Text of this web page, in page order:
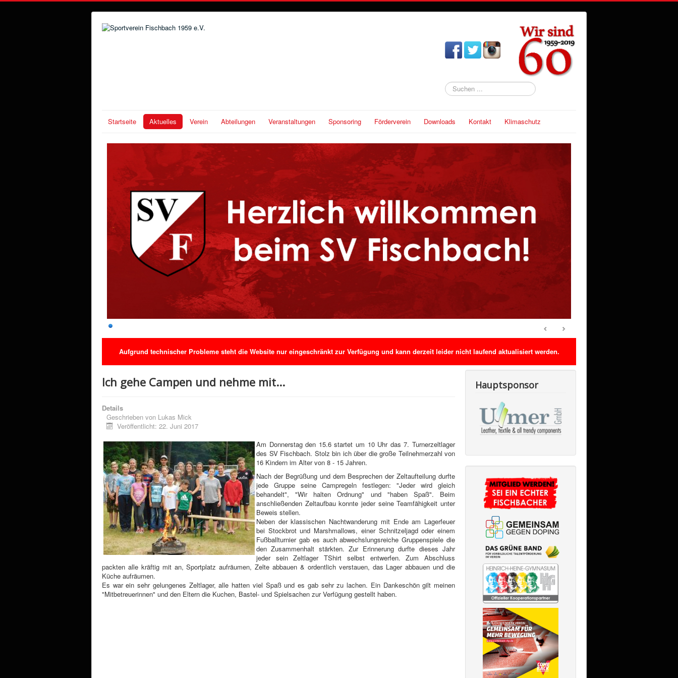
Suchen
...
Startseite Aktuelles Verein Abteilungen Veranstaltungen Sponsoring Förderverein Downloads Kontakt Klimaschutz
Aufgrund technischer Probleme steht die Website nur eingeschränkt zur Verfügung und kann derzeit leider nicht laufend aktualisiert werden.
Ich gehe Campen und nehme mit...
Details
Geschrieben von Lukas Mick
Veröffentlicht: 22. Juni 2017
Am Donnerstag den 15.6 startet um 10 Uhr das 7. Turnerzeltlager
des SV Fischbach. Stolz bin ich über die große Teilnehmerzahl von
16 Kindern im Alter von 8 - 15 Jahren.
Nach der Begrüßung und dem Besprechen der Zeltaufteilung durfte
jede Gruppe seine Campregeln festlegen: "Jeder wird gleich
behandelt", "Wir halten Ordnung" und "haben Spaß". Beim
anschließenden Zeltaufbau konnte jeder seine Teamfähigkeit unter
Beweis stellen.
Neben der klassischen Nachtwanderung mit Ende am Lagerfeuer
bei Stockbrot und Marshmallows, einer Schnitzeljagd oder einem
Fußballturnier gab es auch abwechslungsreiche Gruppenspiele die
den Zusammenhalt stärkten. Zur Erinnerung durfte dieses Jahr
jeder sein Zeltlager TShirt selbst entwerfen. Zum Abschluss
packten alle kräftig mit an, Sportplatz aufräumen, Zelte abbauen & ordentlich verstauen, das Lager abbauen und die
Küche aufräumen.
Es war ein sehr gelungenes Zeltlager, alle hatten viel Spaß und es gab sehr zu lachen. Ein Dankeschön gilt meinen
"Mitbetreuerinnen" und den Eltern die Kuchen, Bastel- und Spielsachen zur Verfügung gestellt haben.
Hauptsponsor